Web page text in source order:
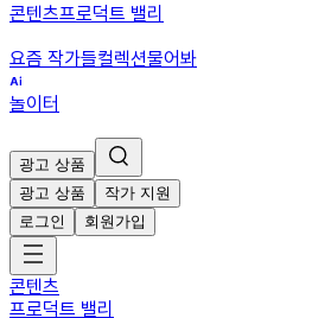
콘텐츠프로덕트 밸리
요즘 작가들컬렉션물어봐
놀이터
광고 상품
광고 상품
작가 지원
로그인
회원가입
콘텐츠
프로덕트 밸리